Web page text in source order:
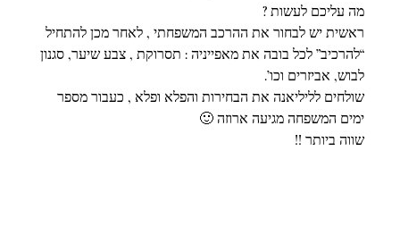
מה עליכם לעשות ?
ראשית יש לבחור את ההרכב המשפחתי , לאחר מכן להתחיל
“להרכיב” לכל בובה את מאפייניה : תסרוקת , צבע שיער, סגנון
לבוש, אביזרים וכו’.
שולחים לליליאנה את הבחירות והפלא ופלא , כעבור מספר
ימים המשפחה מגיעה ארוזה 🙂
שווה ביותר !!